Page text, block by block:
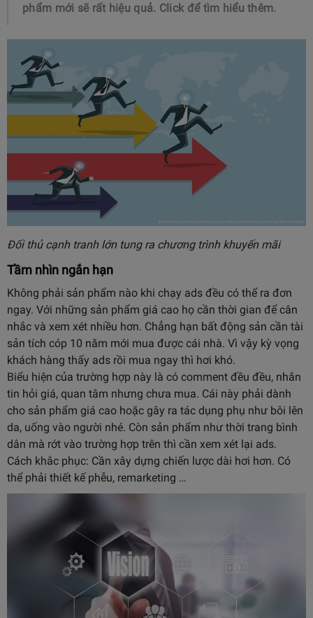
phẩm mới sẽ rất hiệu quả. Click để tìm hiểu thêm.
Đối thủ cạnh tranh lớn tung ra chương trình khuyến mãi
Tầm nhìn ngắn hạn
Không phải sản phẩm nào khi chạy ads đều có thể ra đơn
ngay. Với những sản phẩm giá cao họ cần thời gian để cân
nhắc và xem xét nhiều hơn. Chẳng hạn bất động sản cần tài
sản tích cóp 10 năm mới mua được cái nhà. Vì vậy kỳ vọng
khách hàng thấy ads rồi mua ngay thì hơi khó.
Biểu hiện của trường hợp này là có comment đều đều, nhắn
tin hỏi giá, quan tâm nhưng chưa mua. Cái này phải dành
cho sản phẩm giá cao hoặc gây ra tác dụng phụ như bôi lên
da, uống vào người nhé. Còn sản phẩm như thời trang bình
dân mà rớt vào trường hợp trên thì cần xem xét lại ads.
Cách khắc phục: Cần xây dựng chiến lược dài hơi hơn. Có
thể phải thiết kế phễu, remarketing …